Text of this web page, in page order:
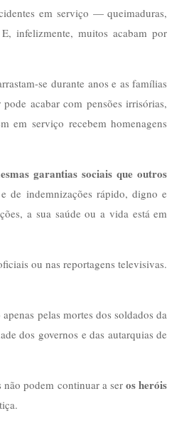
em serviço — queimaduras,
infelizmente, muitos acabam por
se durante anos e as famílias
acabar com pensões irrisórias,
em serviço recebem homenagens
garantias sociais que outros
de indemnizações rápido, digno e
a sua saúde ou a vida está em
ou nas reportagens televisivas.
pelas mortes dos soldados da
dos governos e das autarquias de
não podem continuar a seros heróis